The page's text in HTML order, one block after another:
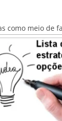
como meio de